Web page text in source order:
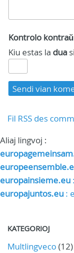
Kontrolo
Kiu estas la dua
Fil RSS des
Aliaj lingvoj :
europainsieme.eu
europajuntos.eu :
KATEGORIOJ
Multlingveco(12)